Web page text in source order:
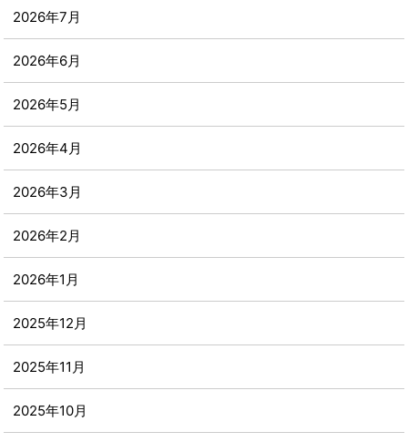
2026年7月
2026年6月
2026年5月
2026年4月
2026年3月
2026年2月
2026年1月
2025年12月
2025年11月
2025年10月